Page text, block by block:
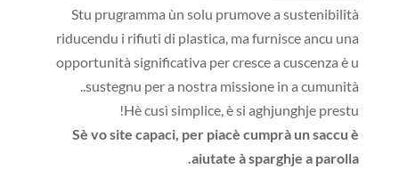
Stu prugramma ùn solu prumove a sustenibilità
riducendu i rifiuti di plastica, ma furnisce ancu una
opportunità significativa per cresce a cuscenza è u
sustegnu per a nostra missione in a cumunità..
Hè cusì simplice, è si aghjunghje prestu!
Sè vo site capaci, per piacè cumprà un saccu è
aiutate à sparghje a parolla.